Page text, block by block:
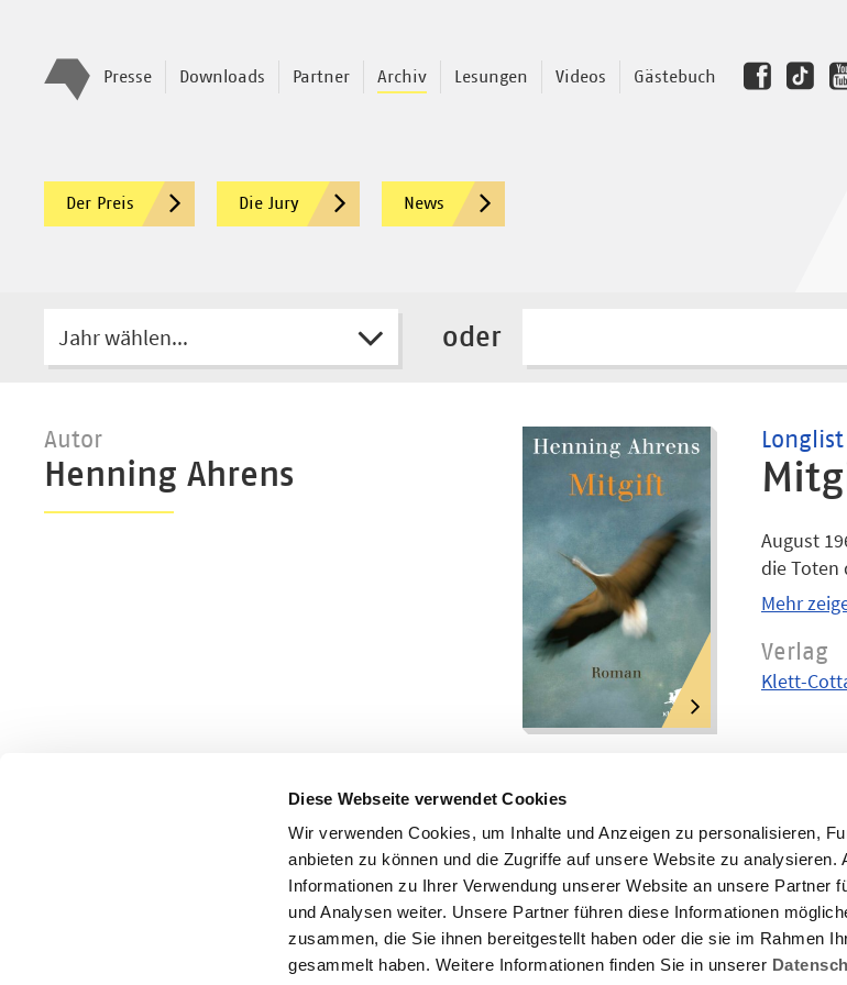
Diese Webseite verwendet Cookies
Wir verwenden Cookies, um Inhalte und Anzeigen zu personalisieren,
anbieten zu können und die Zugriffe auf unsere Website zu analysieren.
Informationen zu Ihrer Verwendung unserer Website an unsere Partner
und Analysen weiter. Unsere Partner führen diese Informationen
zusammen, die Sie ihnen bereitgestellt haben oder die sie im Rahmen
gesammelt haben. Weitere Informationen finden Sie in unserer
Presse Downloads Partner Archiv Lesungen Videos Gästebuch
Der Preis Die Jury News
Jahr wählen... oder
Autor
Henning Ahrens
August
die Toten
der
mit der
erst nach
seinem
Mehr
Verlag
Klett-